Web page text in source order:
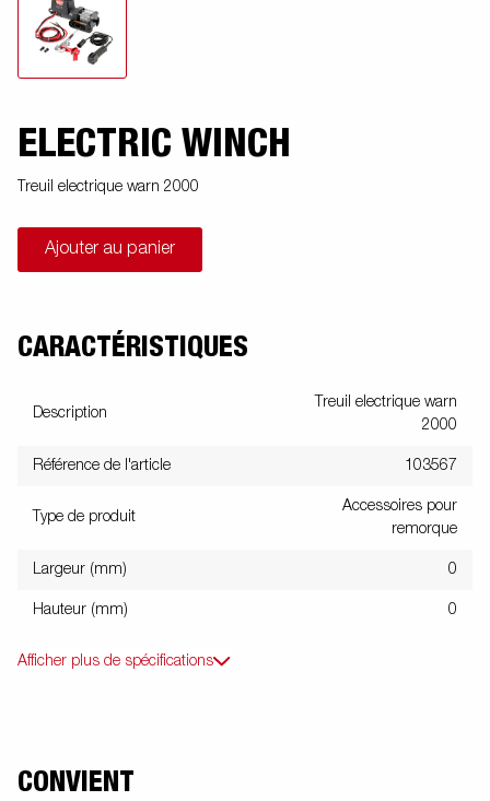
ELECTRIC WINCH
Treuil electrique warn 2000
Ajouter au panier
CARACTÉRISTIQUES
Description
Treuil electrique warn
2000
Référence de l'article 103567
Type de produit
Accessoires pour
remorque
Largeur (mm) 0
Hauteur (mm) 0
Afficher plus de spécifications
CONVIENT